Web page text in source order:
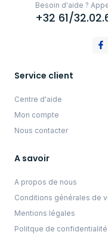
Besoin d'aide ?
+32 61/
Service client
Centre d'aide
Mon compte
Nous contacter
A savoir
A propos de nous
Conditions générales de
Mentions légales
Politque de confidentialité